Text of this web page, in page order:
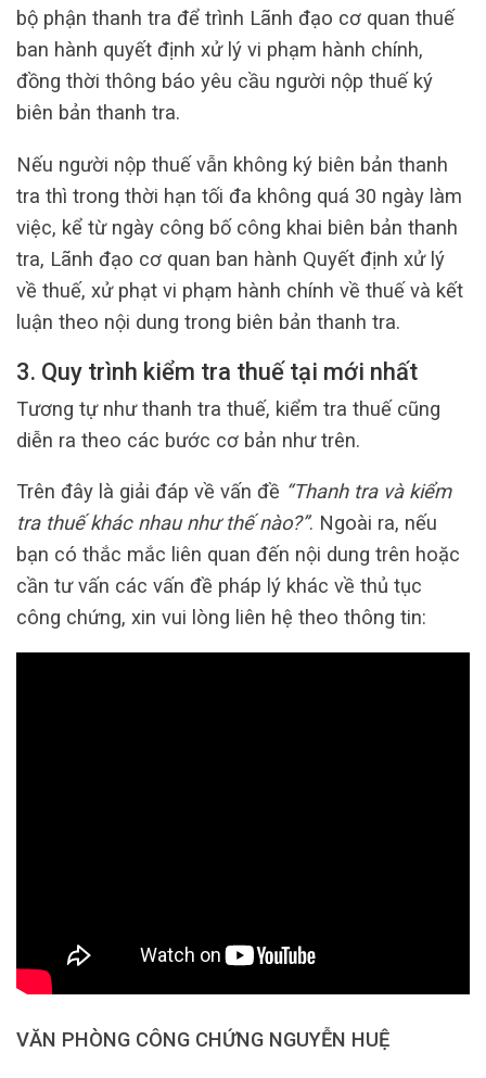
bộ phận thanh tra để trình Lãnh đạo cơ quan thuế
ban hành quyết định xử lý vi phạm hành chính,
đồng thời thông báo yêu cầu người nộp thuế ký
biên bản thanh tra.
Nếu người nộp thuế vẫn không ký biên bản thanh
tra thì trong thời hạn tối đa không quá 30 ngày làm
việc, kể từ ngày công bố công khai biên bản thanh
tra, Lãnh đạo cơ quan ban hành Quyết định xử lý
về thuế, xử phạt vi phạm hành chính về thuế và kết
luận theo nội dung trong biên bản thanh tra.
3. Quy trình kiểm tra thuế tại mới nhất
Tương tự như thanh tra thuế, kiểm tra thuế cũng
diễn ra theo các bước cơ bản như trên.
Trên đây là giải đáp về vấn đề “Thanh tra và kiểm
tra thuế khác nhau như thế nào?”. Ngoài ra, nếu
bạn có thắc mắc liên quan đến nội dung trên hoặc
cần tư vấn các vấn đề pháp lý khác về thủ tục
công chứng, xin vui lòng liên hệ theo thông tin:
VĂN PHÒNG CÔNG CHỨNG NGUYỄN HUỆ